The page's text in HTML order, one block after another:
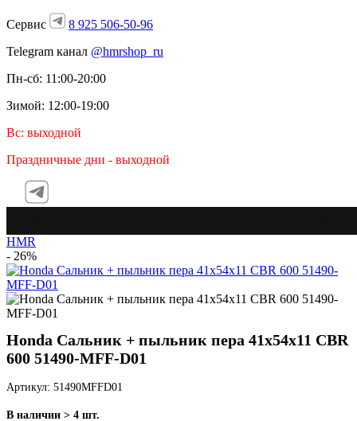
Сервис
8 925 506-50-96
Telegram канал @hmrshop_ru
Пн-сб: 11:00-20:00
Зимой: 12:00-19:00
Вс: выходной
Праздничные дни - выходной
HMR
- 26%
Honda Сальник + пыльник пера 41х54х11 CBR
600 51490-MFF-D01
Артикул: 51490MFFD01
В наличии > 4 шт.